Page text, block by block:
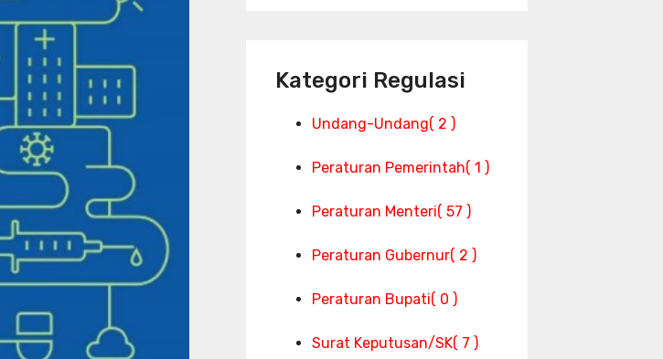
Kategori Regulasi
Undang-Undang( 2 )
Peraturan Pemerintah( 1 )
Peraturan Menteri( 57 )
Peraturan Gubernur( 2 )
Peraturan Bupati( 0 )
Surat Keputusan/SK( 7 )